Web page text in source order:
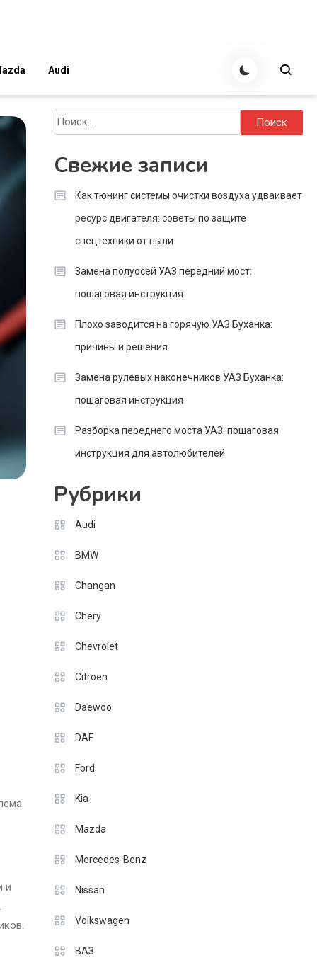
Audi
и
Найти:
Свежие записи
Как тюнинг системы очистки воздуха удваивает
ресурс двигателя: советы по защите
спецтехники от пыли
Замена полуосей УАЗ передний мост:
пошаговая инструкция
Плохо заводится на горячую УАЗ Буханка:
причины и решения
Замена рулевых наконечников УАЗ Буханка:
пошаговая инструкция
Разборка переднего моста УАЗ: пошаговая
инструкция для автолюбителей
Рубрики
Audi
BMW
Changan
Chery
Chevrolet
Citroen
Daewoo
DAF
Ford
Kia
Mazda
Mercedes-Benz
Nissan
Volkswagen
ВАЗ